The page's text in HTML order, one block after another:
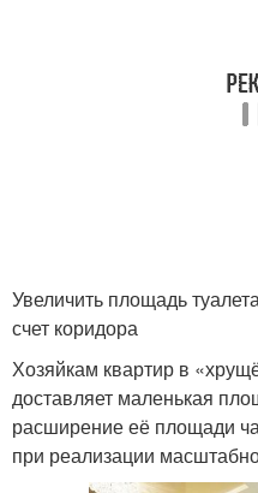
Увеличить площадь
счет коридора
Хозяйкам квартир в
доставляет маленькая
расширение её площади
при реализации